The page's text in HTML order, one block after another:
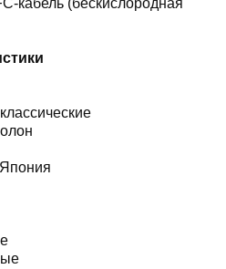
кабель (бескислородная